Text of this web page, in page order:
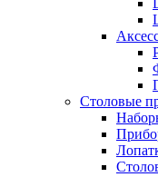
Столовые